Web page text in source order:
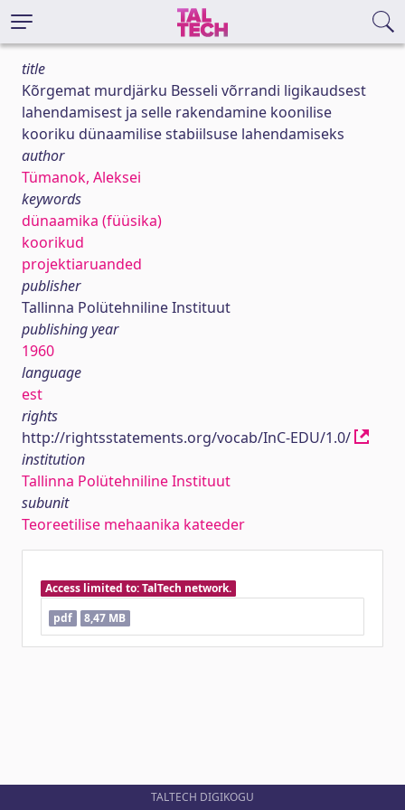
title
Kõrgemat murdjärku Besseli võrrandi ligikaudsest
lahendamisest ja selle rakendamine koonilise
kooriku dünaamilise stabiilsuse lahendamiseks
author
Tümanok, Aleksei
keywords
dünaamika (füüsika)
koorikud
projektiaruanded
publisher
Tallinna Polütehniline Instituut
publishing year
1960
language
est
rights
http://rightsstatements.org/vocab/InC-EDU/1.0/
institution
Tallinna Polütehniline Instituut
subunit
Teoreetilise mehaanika kateeder
Access limited to: TalTech network.
pdf
8,47 MB
TALTECH DIGIKOGU